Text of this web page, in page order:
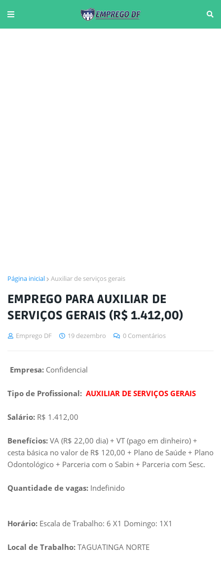
Página inicial Auxiliar de serviços gerais
EMPREGO PARA AUXILIAR DE
SERVIÇOS GERAIS (R$ 1.412,00)
Emprego DF 19 dezembro 0 Comentários
Empresa: Confidencial
Tipo de Profissional: AUXILIAR DE SERVIÇOS GERAIS
Salário: R$ 1.412,00
Benefícios: VA (R$ 22,00 dia) + VT (pago em dinheiro) +
cesta básica no valor de R$ 120,00 + Plano de Saúde + Plano
Odontológico + Parceria com o Sabin + Parceria com Sesc.
Quantidade de vagas: Indefinido
Horário: Escala de Trabalho: 6 X1 Domingo: 1X1
Local de Trabalho: TAGUATINGA NORTE